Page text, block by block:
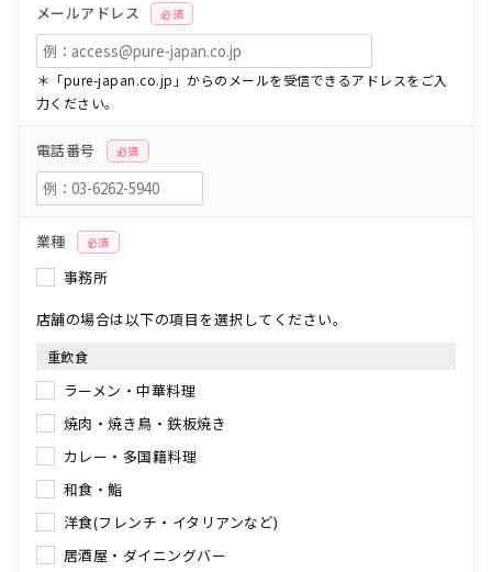
メールアドレス 必須
＊「pure-japan.co.jp」からのメールを受信できるアドレスをご入
力ください。
電話番号 必須
業種 必須
事務所
店舗の場合は以下の項目を選択してください。
重飲食
ラーメン・中華料理
焼肉・焼き鳥・鉄板焼き
カレー・多国籍料理
和食・鮨
洋食(フレンチ・イタリアンなど)
居酒屋・ダイニングバー